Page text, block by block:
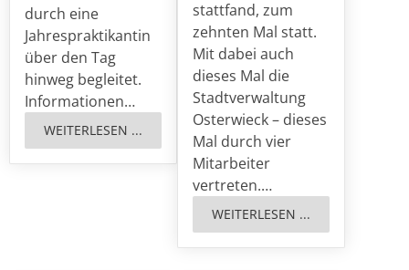
durch eine
Jahrespraktikantin
über den Tag
hinweg begleitet.
Informationen…
WEITERLESEN ...
stattfand, zum
zehnten Mal statt.
Mit dabei auch
dieses Mal die
Stadtverwaltung
Osterwieck – dieses
Mal durch vier
Mitarbeiter
vertreten.…
WEITERLESEN ...